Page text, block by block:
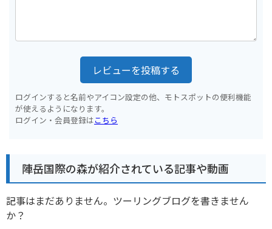
レビューを投稿する
ログインすると名前やアイコン設定の他、モトスポットの便利機能
が使えるようになります。
ログイン・会員登録はこちら
陣岳国際の森が紹介されている記事や動画
記事はまだありません。ツーリングブログを書きません
か？